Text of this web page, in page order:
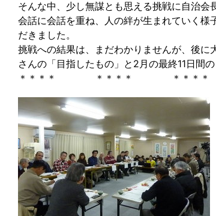
そんな中、少し無謀とも思える挑戦に自治会
会話に会話を重ね、人の絆が生まれていく
だきました。
挑戦への結果は、まだわかりませんが、後
さんの「目指したもの」と2月の最終11日間
＊＊＊＊ ＊＊＊＊ ＊＊＊